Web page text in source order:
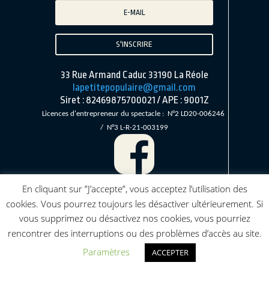
S'INSCRIRE
33 Rue Armand Caduc 33190 La Réole
lapetitepopulaire@gmail.com
Siret : 82469875700021 / APE : 9001Z
Licences d'entrepreneur du spectacle : N°2 LD20-006246
/ N°3 L-R-21-003199
En cliquant sur ”J’accepte”, vous acceptez l’utilisation des
cookies. Vous pourrez toujours les désactiver ultérieurement. Si
vous supprimez ou désactivez nos cookies, vous pourriez
rencontrer des interruptions ou des problèmes d’accès au site.
Paramètres
ACCEPTER